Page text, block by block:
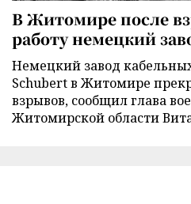
В Житомире после
работу немецкий
Немецкий завод
Schubert в Житомире
взрывов, сообщил глава
Житомирской области